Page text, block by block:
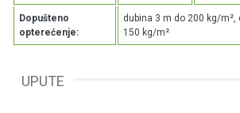
Dopušteno
opterećenje:
dubina 3 m do 200 kg/m²,
150 kg/m²
UPUTE